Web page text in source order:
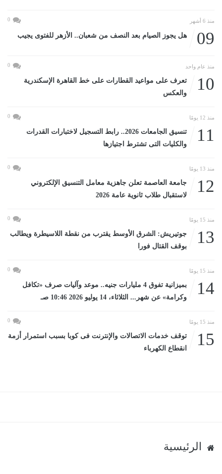
منذ 6 أشهر 0
09 هل يجوز الصيام بعد النصف من شعبان.. الأزهر للفتوى يجيب
منذ عام واحد 0
10
تعرف على مواعيد القطارات على خط القاهرة الإسكندرية
والعكس
منذ 12 يومًا 0
11
تنسيق الجامعات 2026.. رابط التسجيل لاختبارات القدرات
والكليات التى تشترط اجتيازها
منذ 13 يومًا 0
12
جامعة العاصمة تعلن جاهزية معامل التنسيق الإلكتروني
لاستقبال طلاب ثانوية عامة 2026
منذ 15 يومًا 0
13
جوتيريش: الشرق الأوسط يقترب من نقطة اللاسيطرة ويطالب
بوقف القتال فورا
منذ 15 يومًا 0
14
بميزانية تفوق 4 مليارات جنيه.. موعد وآليات صرف «تكافل
وكرامة» عن شهر... الثلاثاء، 14 يوليو 2026 10:46 صـ
منذ 15 يومًا 0
15
توقف خدمات الاتصالات والإنترنت فى كوبا بسبب استمرار أزمة
انقطاع الكهرباء
الرئيسية